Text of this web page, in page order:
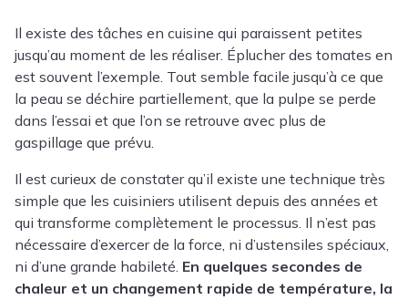
Il existe des tâches en cuisine qui paraissent petites
jusqu’au moment de les réaliser. Éplucher des tomates en
est souvent l’exemple. Tout semble facile jusqu’à ce que
la peau se déchire partiellement, que la pulpe se perde
dans l’essai et que l’on se retrouve avec plus de
gaspillage que prévu.
Il est curieux de constater qu’il existe une technique très
simple que les cuisiniers utilisent depuis des années et
qui transforme complètement le processus. Il n’est pas
nécessaire d’exercer de la force, ni d’ustensiles spéciaux,
ni d’une grande habileté. En quelques secondes de
chaleur et un changement rapide de température, la